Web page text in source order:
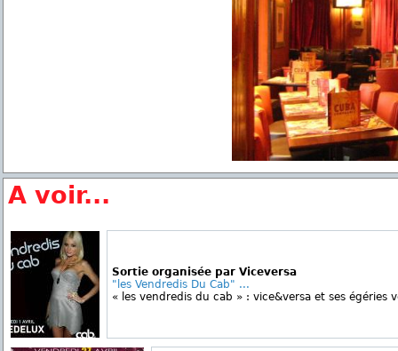
A voir...
Sortie organisée par Viceversa
"les Vendredis Du Cab" ...
« les vendredis du cab » : vice&versa et ses égéries